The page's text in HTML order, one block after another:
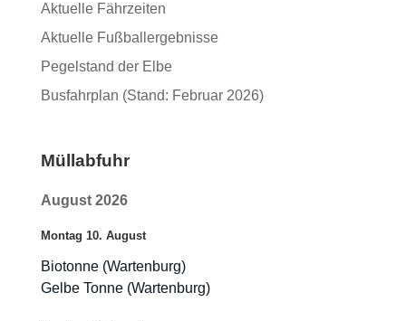
Aktuelle Fährzeiten
Aktuelle Fußballergebnisse
Pegelstand der Elbe
Busfahrplan (Stand: Februar 2026)
Müllabfuhr
August 2026
Montag 10. August
Biotonne (Wartenburg)
Gelbe Tonne (Wartenburg)